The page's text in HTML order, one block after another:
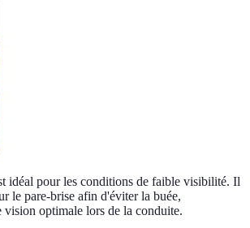
idéal pour les conditions de faible visibilité. Il
le pare-brise afin d'éviter la buée,
vision optimale lors de la conduite.